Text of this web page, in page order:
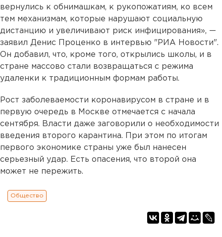
вернулись к обнимашкам, к рукопожатиям, ко всем
тем механизмам, которые нарушают социальную
дистанцию и увеличивают риск инфицирования», —
заявил Денис Проценко в интервью "РИА Новости".
Он добавил, что, кроме того, открылись школы, и в
стране массово стали возвращаться с режима
удаленки к традиционным формам работы.
Рост заболеваемости коронавирусом в стране и в
первую очередь в Москве отмечается с начала
сентября. Власти даже заговорили о необходимости
введения второго карантина. При этом по итогам
первого экономике страны уже был нанесен
серьезный удар. Есть опасения, что второй она
может не пережить.
Общество